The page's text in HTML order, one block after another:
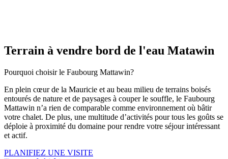
Terrain à vendre bord de l'eau Matawin
Pourquoi choisir le Faubourg Mattawin?
En plein cœur de la Mauricie et au beau milieu de terrains boisés
entourés de nature et de paysages à couper le souffle, le Faubourg
Mattawin n’a rien de comparable comme environnement où bâtir
votre chalet. De plus, une multitude d’activités pour tous les goûts se
déploie à proximité du domaine pour rendre votre séjour intéressant
et actif.
PLANIFIEZ UNE VISITE